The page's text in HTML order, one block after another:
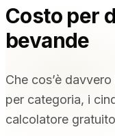
Instant Site
SOLUZIONI
PER TIPO DI
Costo per
bevande
Che cos’è
per categoria, i
calcolatore